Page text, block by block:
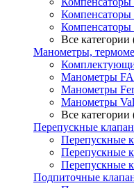
Компенсаторы
Компенсаторы
Все категории
Манометры,
Манометры
Манометры
Манометры
Все категории
Перепускные
Перепускные
Перепускные
Перепускные
Подпиточные